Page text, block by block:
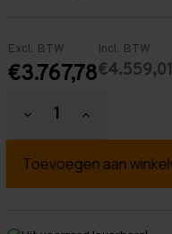
Excl. BTW
€3.767,78
Incl. BTW
€4.559,01
Hoeveelheid
verlagen
Palletstelling
mm
Hoeveelheid
verhogen
Palletstelling
mm